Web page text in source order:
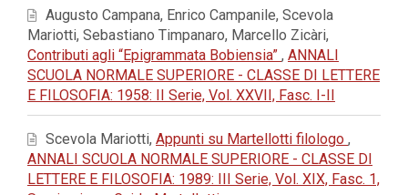
Augusto Campana, Enrico Campanile, Scevola
Mariotti, Sebastiano Timpanaro, Marcello Zicàri,
Contributi agli “Epigrammata Bobiensia” , ANNALI
SCUOLA NORMALE SUPERIORE - CLASSE DI LETTERE
E FILOSOFIA: 1958: II Serie, Vol. XXVII, Fasc. I-II
Scevola Mariotti, Appunti su Martellotti filologo ,
ANNALI SCUOLA NORMALE SUPERIORE - CLASSE DI
LETTERE E FILOSOFIA: 1989: III Serie, Vol. XIX, Fasc. 1,